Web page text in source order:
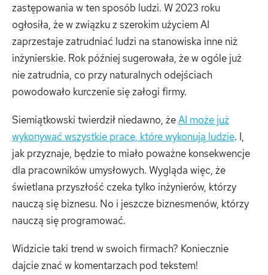
zastępowania w ten sposób ludzi. W 2023 roku
ogłosiła, że w związku z szerokim użyciem AI
zaprzestaje zatrudniać ludzi na stanowiska inne niż
inżynierskie. Rok później sugerowała, że w ogóle już
nie zatrudnia, co przy naturalnych odejściach
powodowało kurczenie się załogi firmy.
Siemiątkowski twierdził niedawno, żeAI może już
wykonywać wszystkie prace, które wykonują ludzie. I,
jak przyznaje, będzie to miało poważne konsekwencje
dla pracowników umysłowych. Wygląda więc, że
świetlana przyszłość czeka tylko inżynierów, którzy
nauczą się biznesu. No i jeszcze biznesmenów, którzy
nauczą się programować.
Widzicie taki trend w swoich firmach? Koniecznie
dajcie znać w komentarzach pod tekstem!